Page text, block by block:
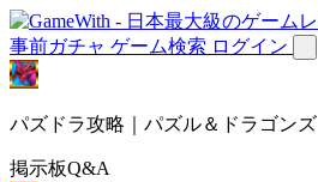
事前ガチャ ゲーム検索 ログイン
パズドラ攻略｜パズル＆ドラゴンズ
掲示板Q&A